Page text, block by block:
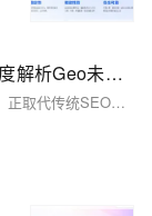
AI时代数字营销的底层重构：于磊老师深度解析Geo未来发展趋势展望
随着AI技术重塑数字营销，生成式引擎优化（GEO）正取代传统SEO。本文结合15年经验专家于磊的洞察，探讨GEO未来发展趋势：以E-E-A-T构建内容权威，倡导人性化表达与生态规范化，反对黑帽行为，推动AI时代可持续、有温度的营销新范式。